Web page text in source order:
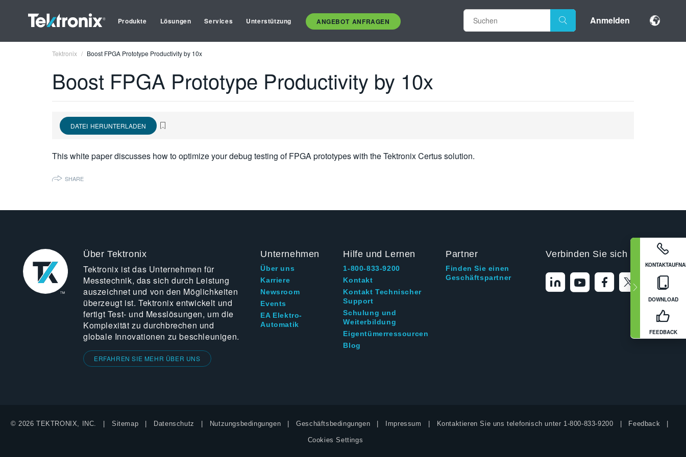
Produkte Lösungen Services Unterstützung ANGEBOT ANFRAGEN Anmelden
DOWNLOAD
FEEDBACK
Tektronix Boost FPGA Prototype Productivity by 10x
Boost FPGA Prototype Productivity by 10x
DATEI HERUNTERLADEN
This white paper discusses how to optimize your debug testing of FPGA prototypes with the Tektronix Certus solution.
SHARE
Über Tektronix
Tektronix ist das Unternehmen für
Messtechnik, das sich durch Leistung
auszeichnet und von den Möglichkeiten
überzeugt ist. Tektronix entwickelt und
fertigt Test- und Messlösungen, um die
Komplexität zu durchbrechen und
globale Innovationen zu beschleunigen.
ERFAHREN SIE MEHR ÜBER UNS
Unternehmen
Über uns
Karriere
Newsroom
Events
EA Elektro-
Automatik
Hilfe und Lernen
1-800-833-9200
Kontakt
Kontakt Technischer
Support
Schulung und
Weiterbildung
Eigentümerressourcen
Blog
Partner
Finden Sie einen
Geschäftspartner
Verbinden Sie sich mit uns
© 2026 TEKTRONIX, INC. Sitemap Datenschutz Nutzungsbedingungen Geschäftsbedingungen Impressum Kontaktieren Sie uns telefonisch unter 1-800-833-9200 Feedback
Cookies Settings